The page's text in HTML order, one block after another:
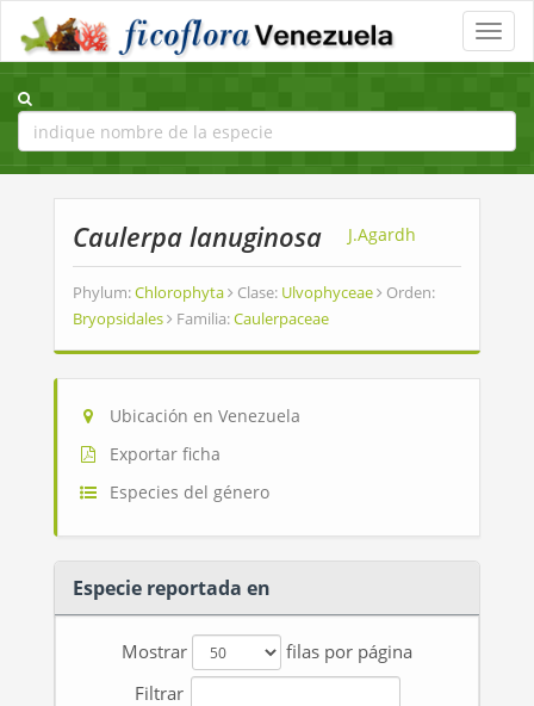
Toggle
Caulerpa lanuginosa J.Agardh
Phylum:Chlorophyta Clase: Ulvophyceae
Orden:
Bryopsidales
Familia:Caulerpaceae
Ubicación en Venezuela
Exportar ficha
Especies del género
Especie reportada en
Mostrar
filas por página
Filtrar